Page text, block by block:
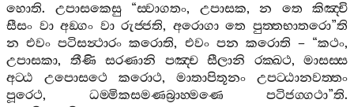
හොති. උපාසකෙසු“ස‍්වාගතං, උපාසක, න තෙ
කිඤ‍්චි
සීසං වා අඞ‍්ගං වා රුජ‍්ජති, අරොගා තෙ පුත‍්තභාතරො”ති
න එවං පටිසන්‍ථාරං කරොති, එවං පන කරොති – “කථං,
උපාසකා, තීණි සරණානි පඤ‍්ච සීලානි රක‍්ඛථ, මාසස‍්ස
අට‍්ඨ
උපොසථෙ කරොථ, මාතාපිතූනං
උපට‍්ඨානවත‍්තං
පූරෙථ, ධම‍්මිකසමණබ්‍රාහ‍්මණෙ පටිජග‍්ගථා”ති.